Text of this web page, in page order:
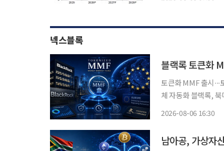
넥스블록
블랙록 토큰화
토큰화 MMF 출시
체 자동화 블랙록, 북
2026-08-06 16:30
남아공, 가상자